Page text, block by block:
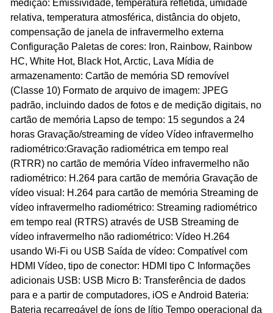
medição: Emissividade, temperatura refletida, umidade
relativa, temperatura atmosférica, distância do objeto,
compensação de janela de infravermelho externa
Configuração Paletas de cores: Iron, Rainbow, Rainbow
HC, White Hot, Black Hot, Arctic, Lava Mídia de
armazenamento: Cartão de memória SD removível
(Classe 10) Formato de arquivo de imagem: JPEG
padrão, incluindo dados de fotos e de medição digitais, no
cartão de memória Lapso de tempo: 15 segundos a 24
horas Gravação/streaming de vídeo Vídeo infravermelho
radiométrico:Gravação radiométrica em tempo real
(RTRR) no cartão de memória Vídeo infravermelho não
radiométrico: H.264 para cartão de memória Gravação de
vídeo visual: H.264 para cartão de memória Streaming de
vídeo infravermelho radiométrico: Streaming radiométrico
em tempo real (RTRS) através de USB Streaming de
vídeo infravermelho não radiométrico: Vídeo H.264
usando Wi-Fi ou USB Saída de vídeo: Compatível com
HDMI Vídeo, tipo de conector: HDMI tipo C Informações
adicionais USB: USB Micro B: Transferência de dados
para e a partir de computadores, iOS e Android Bateria:
Bateria recarregável de íons de lítio Tempo operacional da